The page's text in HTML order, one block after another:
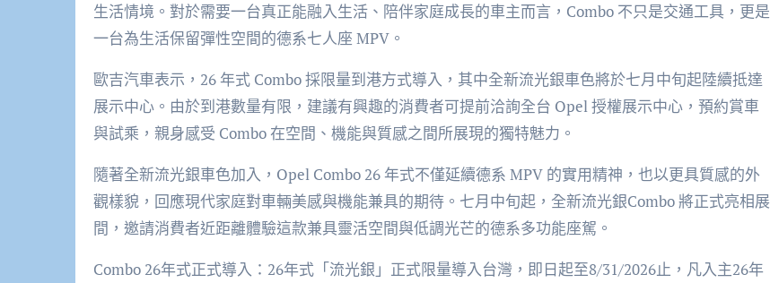
生活情境。對於需要一台真正能融入生活、陪伴家庭成長的車主而言， Combo 不只是交通工具，更是
一台為生活保留彈性空間的德系七人座 MPV 。
歐吉汽車表示， 26年式 Combo採限量到港方式導入，其中全新流光銀車色將於七月中旬起陸續抵達
展示中心。由於到港數量有限，建議有興趣的消費者可提前洽詢全台 Opel授權展示中心，預約賞車
與試乘，親身感受 Combo在空間、機能與質感之間所展現的獨特魅力。
隨著全新流光銀車色加入， Opel Combo 26年式不僅延續德系 MPV 的實用精神，也以更具質感的外
觀樣貌，回應現代家庭對車輛美感與機能兼具的期待。七月中旬起，全新流光銀Combo將正式亮相展
間，邀請消費者近距離體驗這款兼具靈活空間與低調光芒的德系多功能座駕。
Combo 26年式正式導入 ： 26年式 「流光銀」 正式限量導入台灣， 即日起至8/31/2026止，凡入主26年